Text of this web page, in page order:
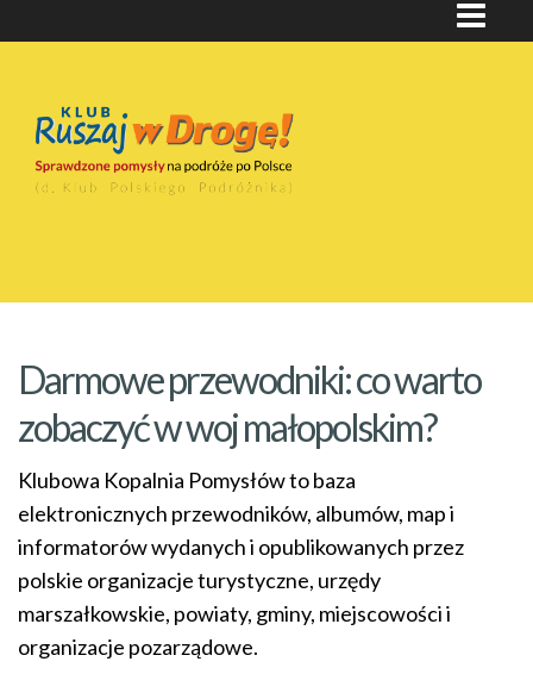
Darmowe przewodniki: co warto
zobaczyć w woj małopolskim?
Klubowa Kopalnia Pomysłów to baza
elektronicznych przewodników, albumów, map i
informatorów wydanych i opublikowanych przez
polskie organizacje turystyczne, urzędy
marszałkowskie, powiaty, gminy, miejscowości i
organizacje pozarządowe.